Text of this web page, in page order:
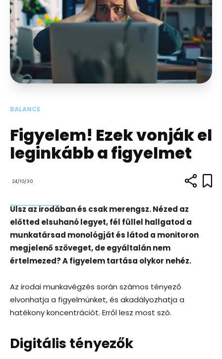
BALANCE
Figyelem! Ezek vonják el
leginkább a figyelmet
24/10/30
Ülsz az irodában és csak merengsz. Nézed az
előtted elsuhanó legyet, fél füllel hallgatod a
munkatársad monológját és látod a monitoron
megjelenő szöveget, de egyáltalán nem
értelmezed? A figyelem tartása olykor nehéz.
Az irodai munkavégzés során számos tényező
elvonhatja a figyelmünket, és akadályozhatja a
hatékony koncentrációt. Erről lesz most szó.
Digitális tényezők